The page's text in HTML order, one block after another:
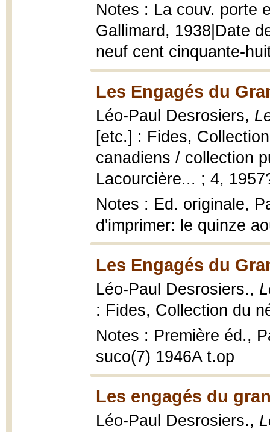
Notes : La couv. porte
Gallimard, 1938|Date
neuf cent cinquante-
Les Engagés du
Léo-Paul Desrosiers,
[etc.] : Fides,
canadiens / collection
Lacourcière... ; 4,
Notes : Ed. originale,
d'imprimer: le quinze
Les Engagés du
Léo-Paul Desrosiers.,
: Fides, Collection du
Notes : Première éd.,
suco(7) 1946A t.op
Les engagés du
Léo-Paul Desrosiers.,